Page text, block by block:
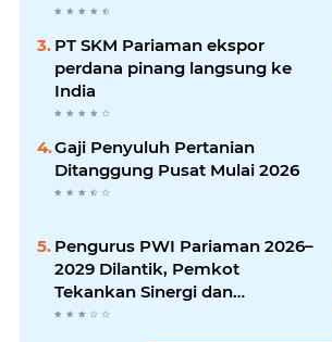
PT SKM Pariaman ekspor
perdana pinang langsung ke
India
Gaji Penyuluh Pertanian
Ditanggung Pusat Mulai 2026
Pengurus PWI Pariaman 2026–
2029 Dilantik, Pemkot
Tekankan Sinergi dan
Profesionalisme Pers